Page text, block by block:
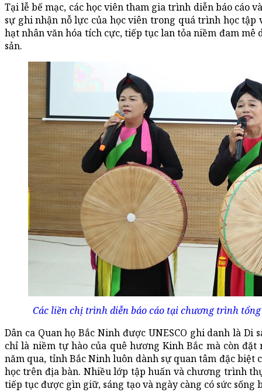
Tại lễ bế mạc, các học viên tham gia trình diễn báo cáo
sự ghi nhận nỗ lực của học viên trong quá trình học
hạt nhân văn hóa tích cực, tiếp tục lan tỏa niềm đam
sản.
Các liền chị trình diễn báo cáo tại chương trình
Dân ca Quan họ Bắc Ninh được UNESCO ghi danh là
chỉ là niềm tự hào của quê hương Kinh Bắc mà còn
năm qua, tỉnh Bắc Ninh luôn dành sự quan tâm đặc
học trên địa bàn. Nhiều lớp tập huấn và chương trình
tiếp tục được gìn giữ, sáng tạo và ngày càng có sức